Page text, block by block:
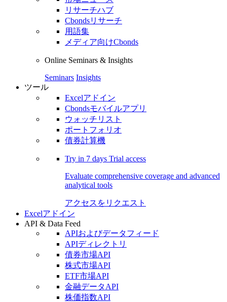
リサーチハブ
Cbondsリサーチ
用語集
メディア向けCbonds
Online Seminars & Insights
Seminars Insights
ツール
Excelアドイン
Cbondsモバイルアプリ
ウォッチリスト
ポートフォリオ
債券計算機
Try in 7 days Trial access
Evaluate comprehensive coverage and advanced
analytical tools
アクセスをリクエスト
Excelアドイン
API & Data Feed
APIおよびデータフィード
APIディレクトリ
債券市場API
株式市場API
ETF市場API
金融データAPI
株価指数API